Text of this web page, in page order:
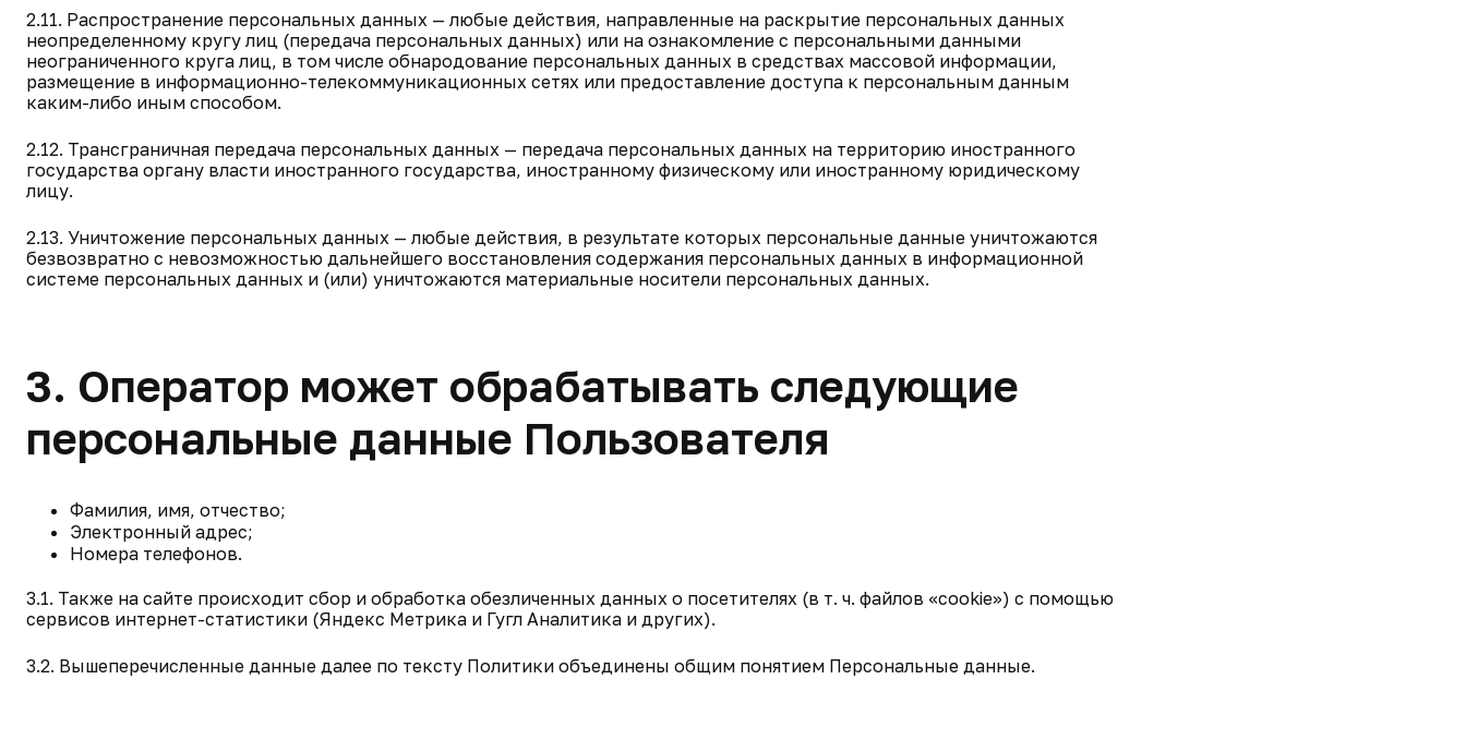
2.11. Распространение персональных данных — любые действия, направленные на раскрытие персональных данных
неопределенному кругу лиц (передача персональных данных) или на ознакомление с персональными данными
неограниченного круга лиц, в том числе обнародование персональных данных в средствах массовой информации,
размещение в информационно-телекоммуникационных сетях или предоставление доступа к персональным данным
каким-либо иным способом.
2.12. Трансграничная передача персональных данных — передача персональных данных на территорию иностранного
государства органу власти иностранного государства, иностранному физическому или иностранному юридическому
лицу.
2.13. Уничтожение персональных данных — любые действия, в результате которых персональные данные уничтожаются
безвозвратно с невозможностью дальнейшего восстановления содержания персональных данных в информационной
системе персональных данных и (или) уничтожаются материальные носители персональных данных.
3. Оператор может обрабатывать следующие
персональные данные Пользователя
Фамилия, имя, отчество;
Электронный адрес;
Номера телефонов.
3.1. Также на сайте происходит сбор и обработка обезличенных данных о посетителях (в т. ч. файлов «cookie») с помощью
сервисов интернет-статистики (Яндекс Метрика и Гугл Аналитика и других).
3.2. Вышеперечисленные данные далее по тексту Политики объединены общим понятием Персональные данные.